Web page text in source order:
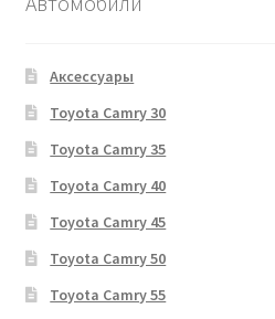
Аксессуары
Toyota Camry 30
Toyota Camry 35
Toyota Camry 40
Toyota Camry 45
Toyota Camry 50
Toyota Camry 55